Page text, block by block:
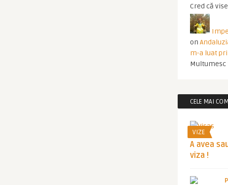
Cred că
on
m-a luat
Multumesc
CELE MAI
VIZE
A avea
viza !